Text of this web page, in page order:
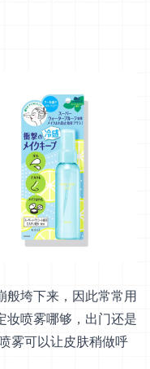
般垮下来，因此常常用
妆喷雾哪够，出门还是
雾可以让皮肤稍做呼